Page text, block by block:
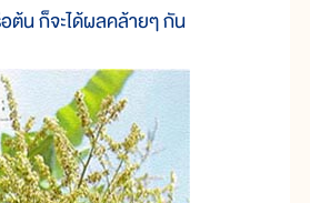
ต้น ก็จะได้ผลคล้ายๆ กัน